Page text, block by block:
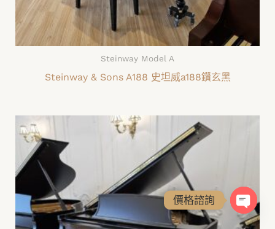
Steinway Model A
Steinway & Sons A188 史坦威a188鑽玄黑
價格諮詢